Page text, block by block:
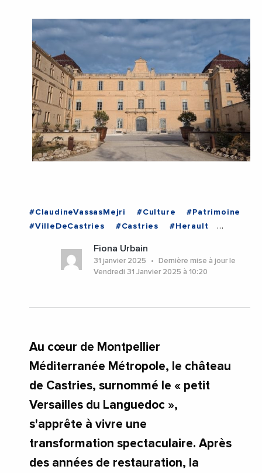
#ClaudineVassasMejri #Culture
#Patrimoine
#VilleDeCastries
#Castries
#Herault
Fiona Urbain
31 janvier 2025
Dernière mise à jour le
Vendredi 31 Janvier 2025 à 10:20
Au cœur de Montpellier
Méditerranée Métropole, le château
de Castries, surnommé le « petit
Versailles du Languedoc »,
s'apprête à vivre une
transformation spectaculaire. Après
des années de restauration, la